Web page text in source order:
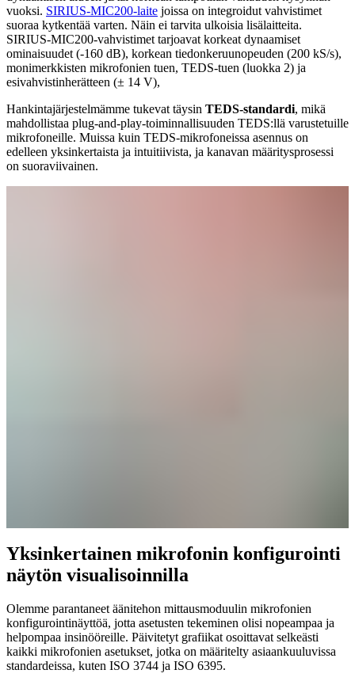
vuoksi. SIRIUS-MIC200-laite joissa on integroidut vahvistimet
suoraa kytkentää varten. Näin ei tarvita ulkoisia lisälaitteita.
SIRIUS-MIC200-vahvistimet tarjoavat korkeat dynaamiset
ominaisuudet (-160 dB), korkean tiedonkeruunopeuden (200 kS/s),
monimerkkisten mikrofonien tuen, TEDS-tuen (luokka 2) ja
esivahvistinherätteen (± 14 V),
Hankintajärjestelmämme tukevat täysin TEDS-standardi, mikä
mahdollistaa plug-and-play-toiminnallisuuden TEDS:llä varustetuille
mikrofoneille. Muissa kuin TEDS-mikrofoneissa asennus on
edelleen yksinkertaista ja intuitiivista, ja kanavan määritysprosessi
on suoraviivainen.
Yksinkertainen mikrofonin konfigurointi
näytön visualisoinnilla
Olemme parantaneet äänitehon mittausmoduulin mikrofonien
konfigurointinäyttöä, jotta asetusten tekeminen olisi nopeampaa ja
helpompaa insinööreille. Päivitetyt grafiikat osoittavat selkeästi
kaikki mikrofonien asetukset, jotka on määritelty asiaankuuluvissa
standardeissa, kuten ISO 3744 ja ISO 6395.